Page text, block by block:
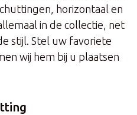
horizontaal en
in de collectie, net
stijl. Stel uw favoriete
wij hem bij u plaatsen